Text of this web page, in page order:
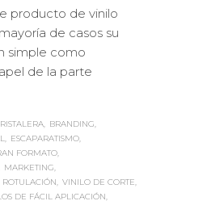
producto de vinilo
de casos su
simple como
de la parte
BRANDING
ESCAPARATISMO
FORMATO
MARKETING
ROTULACIÓN
VINILO DE CORTE
DE FÁCIL APLICACIÓN